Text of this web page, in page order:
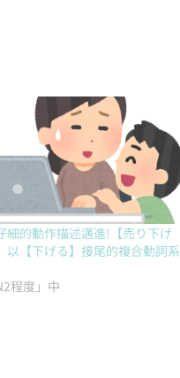
細的動作描述邁進!【売り下げ
以【下げる】接尾的複合動詞系
程度」中